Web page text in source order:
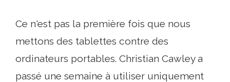
Ce n'est pas la première fois que nous
mettons des tablettes contre des
ordinateurs portables. Christian Cawley a
passé une semaine à utiliser uniquement